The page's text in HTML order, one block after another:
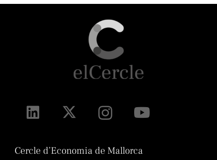
Cercle d’Economia de Mallorca